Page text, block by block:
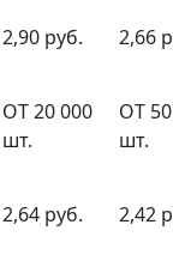
2,90 руб. 2,66
ОТ 20 000
шт.
ОТ
шт.
2,64 руб. 2,42